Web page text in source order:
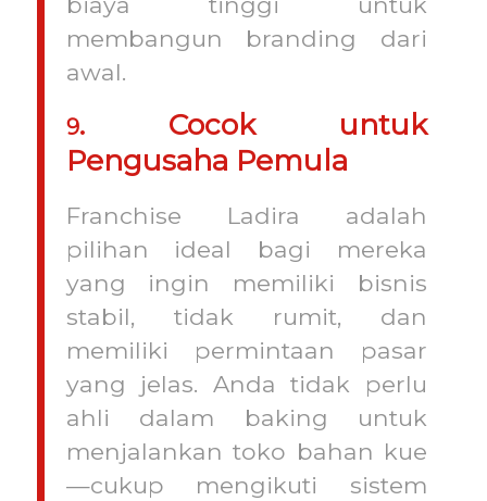
membangun branding dari
awal.
9. Cocok untuk
Pengusaha Pemula
Franchise Ladira adalah
pilihan ideal bagi mereka
yang ingin memiliki bisnis
stabil, tidak rumit, dan
memiliki permintaan pasar
yang jelas. Anda tidak perlu
ahli dalam baking untuk
menjalankan toko bahan kue
—cukup mengikuti sistem